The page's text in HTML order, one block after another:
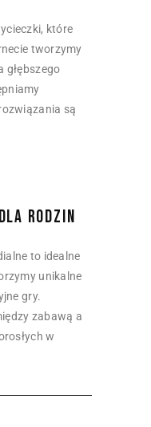
które
tworzymy
głębszego
są
RODZIN
to idealne
unikalne
gry.
zabawą a
w